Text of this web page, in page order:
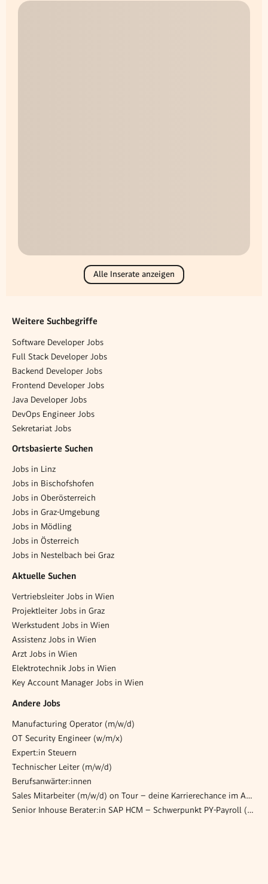
Alle Inserate anzeigen
Weitere Suchbegriffe
Software Developer Jobs
Full Stack Developer Jobs
Backend Developer Jobs
Frontend Developer Jobs
Java Developer Jobs
DevOps Engineer Jobs
Sekretariat Jobs
Ortsbasierte Suchen
Jobs in Linz
Jobs in Bischofshofen
Jobs in Oberösterreich
Jobs in Graz-Umgebung
Jobs in Mödling
Jobs in Österreich
Jobs in Nestelbach bei Graz
Aktuelle Suchen
Vertriebsleiter Jobs in Wien
Projektleiter Jobs in Graz
Werkstudent Jobs in Wien
Assistenz Jobs in Wien
Arzt Jobs in Wien
Elektrotechnik Jobs in Wien
Key Account Manager Jobs in Wien
Andere Jobs
Manufacturing Operator (m/w/d)
OT Security Engineer (w/m/x)
Expert:in Steuern
Technischer Leiter (m/w/d)
Berufsanwärter:innen
Sales Mitarbeiter (m/w/d) on Tour – deine Karrierechance im Außendienst
Senior Inhouse Berater:in SAP HCM – Schwerpunkt PY-Payroll (w/m/d)